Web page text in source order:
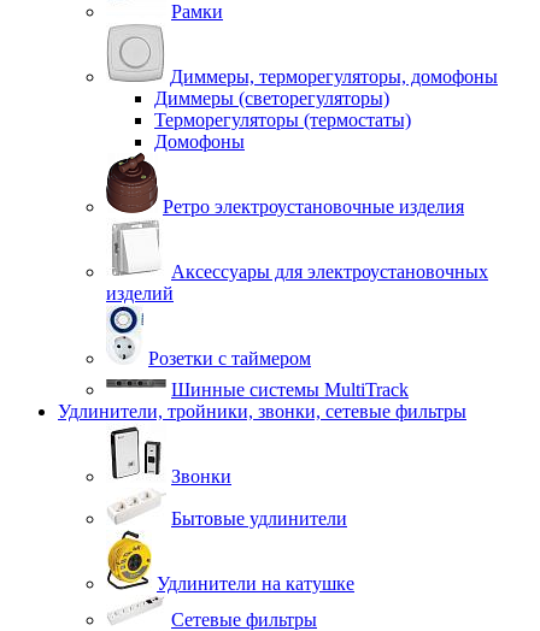
Рамки
Диммеры, терморегуляторы, домофоны
Диммеры (светорегуляторы)
Терморегуляторы (термостаты)
Домофоны
Ретро электроустановочные изделия
Аксессуары для электроустановочных
изделий
Розетки с таймером
Шинные системы MultiTrack
Удлинители, тройники, звонки, сетевые фильтры
Звонки
Бытовые удлинители
Удлинители на катушке
Сетевые фильтры